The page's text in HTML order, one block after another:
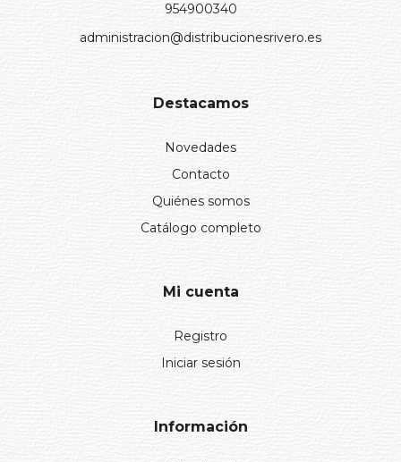
954900340
administracion@distribucionesrivero.es
Destacamos
Novedades
Contacto
Quiénes somos
Catálogo completo
Mi cuenta
Registro
Iniciar sesión
Información